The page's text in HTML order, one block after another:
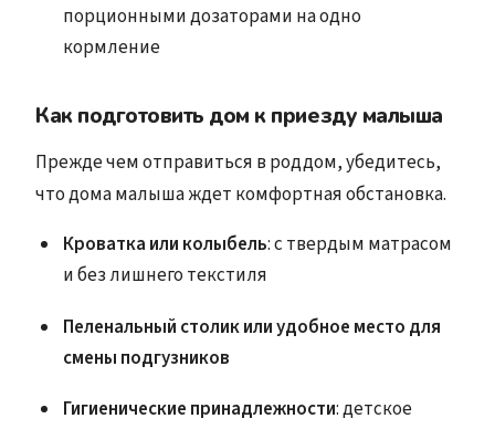
порционными дозаторами на одно
кормление
Как подготовить дом к приезду малыша
Прежде чем отправиться в роддом, убедитесь,
что дома малыша ждет комфортная обстановка.
Кроватка или колыбель: с твердым матрасом
и без лишнего текстиля
Пеленальный столик или удобное место для
смены подгузников
Гигиенические принадлежности: детское